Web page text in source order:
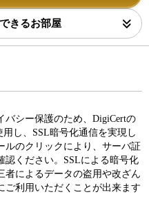
きるお部屋
バシー保護のため、DigiCertの
し、SSL暗号化通信を実現し
ルのクリックにより、サーバ証
認ください。SSLによる暗号化
者によるデータの盗用や改ざん
ご利用いただくことが出来ます